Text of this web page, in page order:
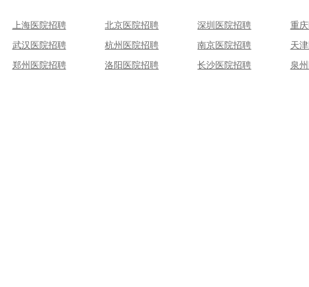
上海医院招聘 北京医院招聘 深圳医院招聘
重
武汉医院招聘
杭州医院招聘 南京医院招聘
天
郑州医院招聘
洛阳医院招聘 长沙医院招聘 泉